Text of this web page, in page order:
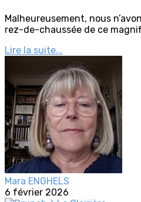
Malheureusement, nous
rez-de-chaussée de ce
Lire la suite...
Mara ENGHELS
6 février 2026